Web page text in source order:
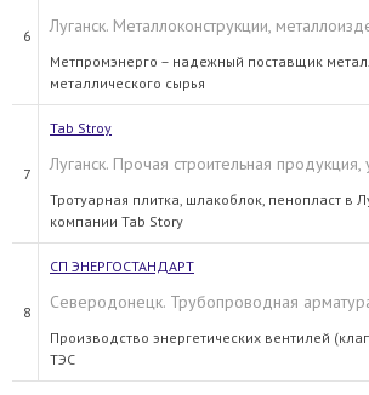
6 Луганск. Металлоконструкции,
Метпромэнерго – надежный поставщик
металлического сырья
7
Tab Stroy
Луганск. Прочая строительная продукция,
Тротуарная плитка, шлакоблок, пенопласт в
компании Tab Story
8
СП ЭНЕРГОСТАНДАРТ
Северодонецк. Трубопроводная
Производство энергетических вентилей
ТЭС